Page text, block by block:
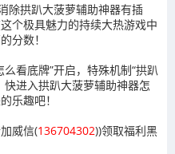
除拱趴大菠萝辅助神器有插
个极具魅力的持续大热游戏中
分数！
看底牌”开启，特殊机制“拱趴
进入拱趴大菠萝辅助神器怎
乐趣吧！
威信(136704302))领取福利黑